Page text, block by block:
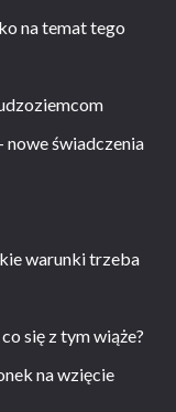
na temat tego
nowe świadczenia
warunki trzeba
się z tym wiąże?
na wzięcie